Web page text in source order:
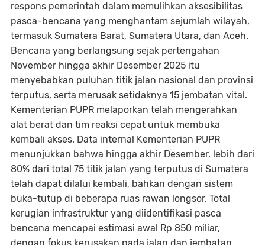
respons pemerintah dalam memulihkan aksesibilitas
pasca-bencana yang menghantam sejumlah wilayah,
termasuk Sumatera Barat, Sumatera Utara, dan Aceh.
Bencana yang berlangsung sejak pertengahan
November hingga akhir Desember 2025 itu
menyebabkan puluhan titik jalan nasional dan provinsi
terputus, serta merusak setidaknya 15 jembatan vital.
Kementerian PUPR melaporkan telah mengerahkan
alat berat dan tim reaksi cepat untuk membuka
kembali akses. Data internal Kementerian PUPR
menunjukkan bahwa hingga akhir Desember, lebih dari
80% dari total 75 titik jalan yang terputus di Sumatera
telah dapat dilalui kembali, bahkan dengan sistem
buka-tutup di beberapa ruas rawan longsor. Total
kerugian infrastruktur yang diidentifikasi pasca
bencana mencapai estimasi awal Rp 850 miliar,